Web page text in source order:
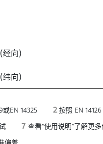
经向)
纬向)
或EN 14325 2按照 EN 14126
7 查看“使用说明”了解更